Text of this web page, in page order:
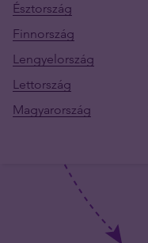
Észtország
Finnország
Lengyelország
Lettország
Magyarország